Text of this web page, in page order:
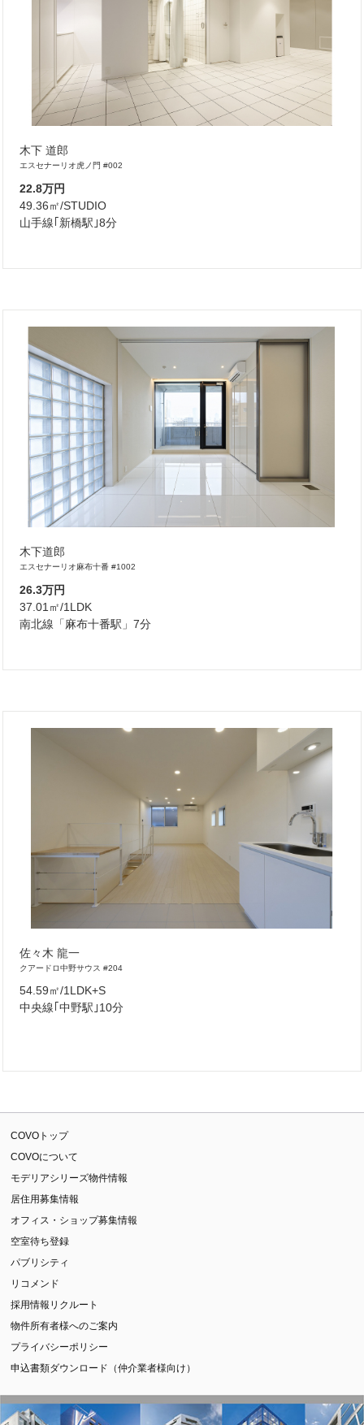
木下 道郎
エスセナーリオ虎ノ門 #002
22.8万円
49.36㎡/STUDIO
山手線｢新橋駅｣8分
木下道郎
エスセナーリオ麻布十番 #1002
26.3万円
37.01㎡/1LDK
南北線「麻布十番駅」7分
佐々木 龍一
クアードロ中野サウス #204
54.59㎡/1LDK+S
中央線｢中野駅｣10分
COVOトップ
COVOについて
モデリアシリーズ物件情報
居住用募集情報
オフィス・ショップ募集情報
空室待ち登録
パブリシティ
リコメンド
採用情報リクルート
物件所有者様へのご案内
プライバシーポリシー
申込書類ダウンロード（仲介業者様向け）